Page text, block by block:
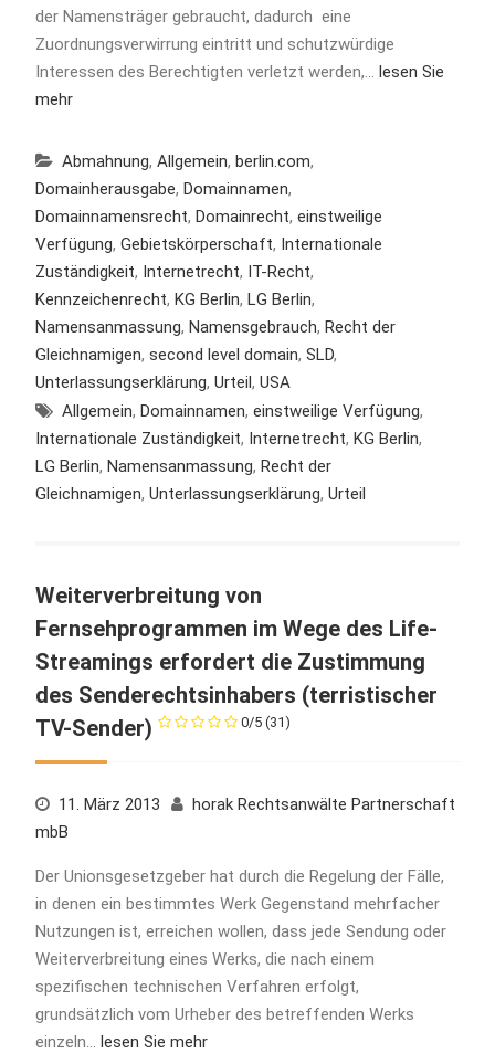
der Namensträger gebraucht, dadurch eine
Zuordnungsverwirrung eintritt und schutzwürdige
Interessen des Berechtigten verletzt werden,… lesen Sie
mehr
Abmahnung, Allgemein, berlin.com,
Domainherausgabe, Domainnamen,
Domainnamensrecht, Domainrecht, einstweilige
Verfügung, Gebietskörperschaft, Internationale
Zuständigkeit, Internetrecht, IT-Recht,
Kennzeichenrecht, KG Berlin, LG Berlin,
Namensanmassung, Namensgebrauch, Recht der
Gleichnamigen, second level domain, SLD,
Unterlassungserklärung, Urteil, USA
Allgemein, Domainnamen, einstweilige Verfügung,
Internationale Zuständigkeit, Internetrecht, KG Berlin,
LG Berlin, Namensanmassung, Recht der
Gleichnamigen, Unterlassungserklärung, Urteil
Weiterverbreitung von
Fernsehprogrammen im Wege des Life-
Streamings erfordert die Zustimmung
des Senderechtsinhabers (terristischer
TV-Sender)
0/5 (31)
11. März 2013
horak Rechtsanwälte Partnerschaft
mbB
Der Unionsgesetzgeber hat durch die Regelung der Fälle,
in denen ein bestimmtes Werk Gegenstand mehrfacher
Nutzungen ist, erreichen wollen, dass jede Sendung oder
Weiterverbreitung eines Werks, die nach einem
spezifischen technischen Verfahren erfolgt,
grundsätzlich vom Urheber des betreffenden Werks
einzeln… lesen Sie mehr